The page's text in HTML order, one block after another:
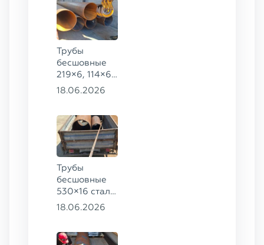
Трубы
бесшовные
219×6, 114×6,
57×6 ГОСТ
18.06.2026
Трубы
бесшовные
530×16 сталь
13ХФА,
18.06.2026